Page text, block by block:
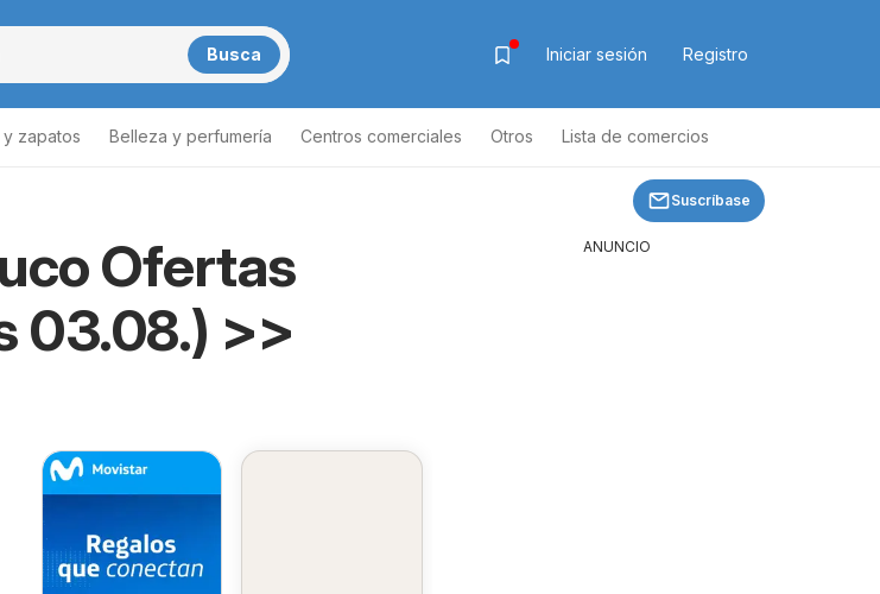
Busca Iniciar sesión Registro
zapatos Belleza y perfumería Centros comerciales Otros Lista de comercios
Suscríbase
Ofertas
03.08.) >>
ANUNCIO